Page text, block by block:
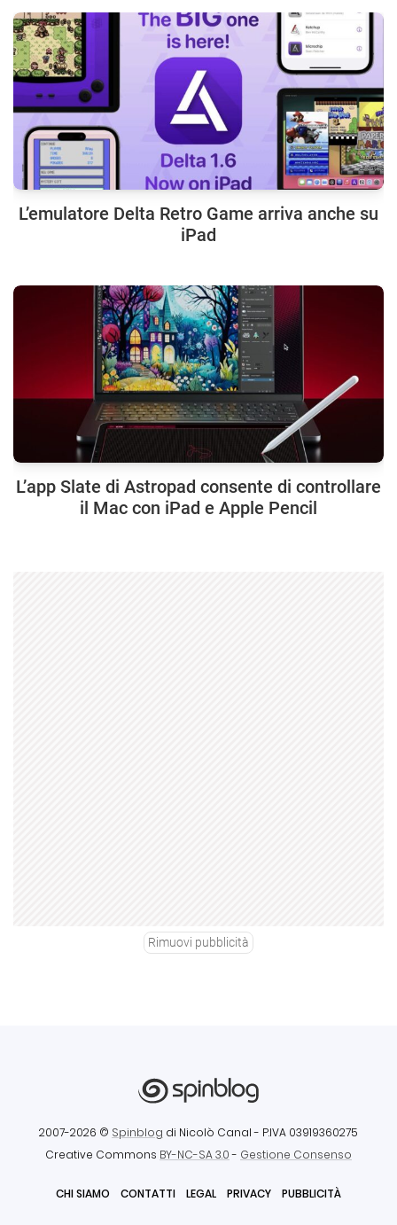
L’emulatore Delta Retro Game arriva anche su
iPad
L’app Slate di Astropad consente di controllare
il Mac con iPad e Apple Pencil
Rimuovi pubblicità
2007-2026 © Spinblog di Nicolò Canal - P.IVA 03919360275
Creative Commons BY-NC-SA 3.0- Gestione Consenso
CHI SIAMO CONTATTI LEGAL PRIVACY PUBBLICITÀ